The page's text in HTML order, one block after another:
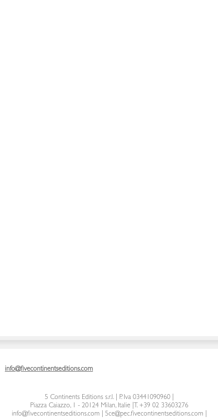
info@fivecontinentseditions.com
5 Continents Editions s.r.l.| P. Iva 03441090960 |
Piazza Caiazzo, 1 - 20124 Milan, Italie
T. +39 02 33603276
info@fivecontinentseditions.com
5ce@pec.fivecontinentseditions.com